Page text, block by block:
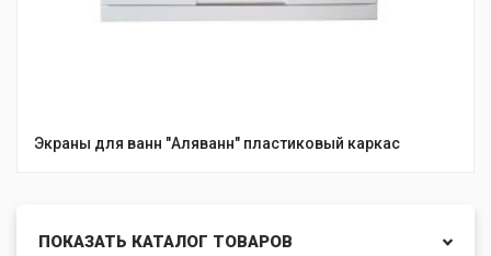
Экраны для ванн "Аляванн" пластиковый каркас
ПОКАЗАТЬ КАТАЛОГ ТОВАРОВ